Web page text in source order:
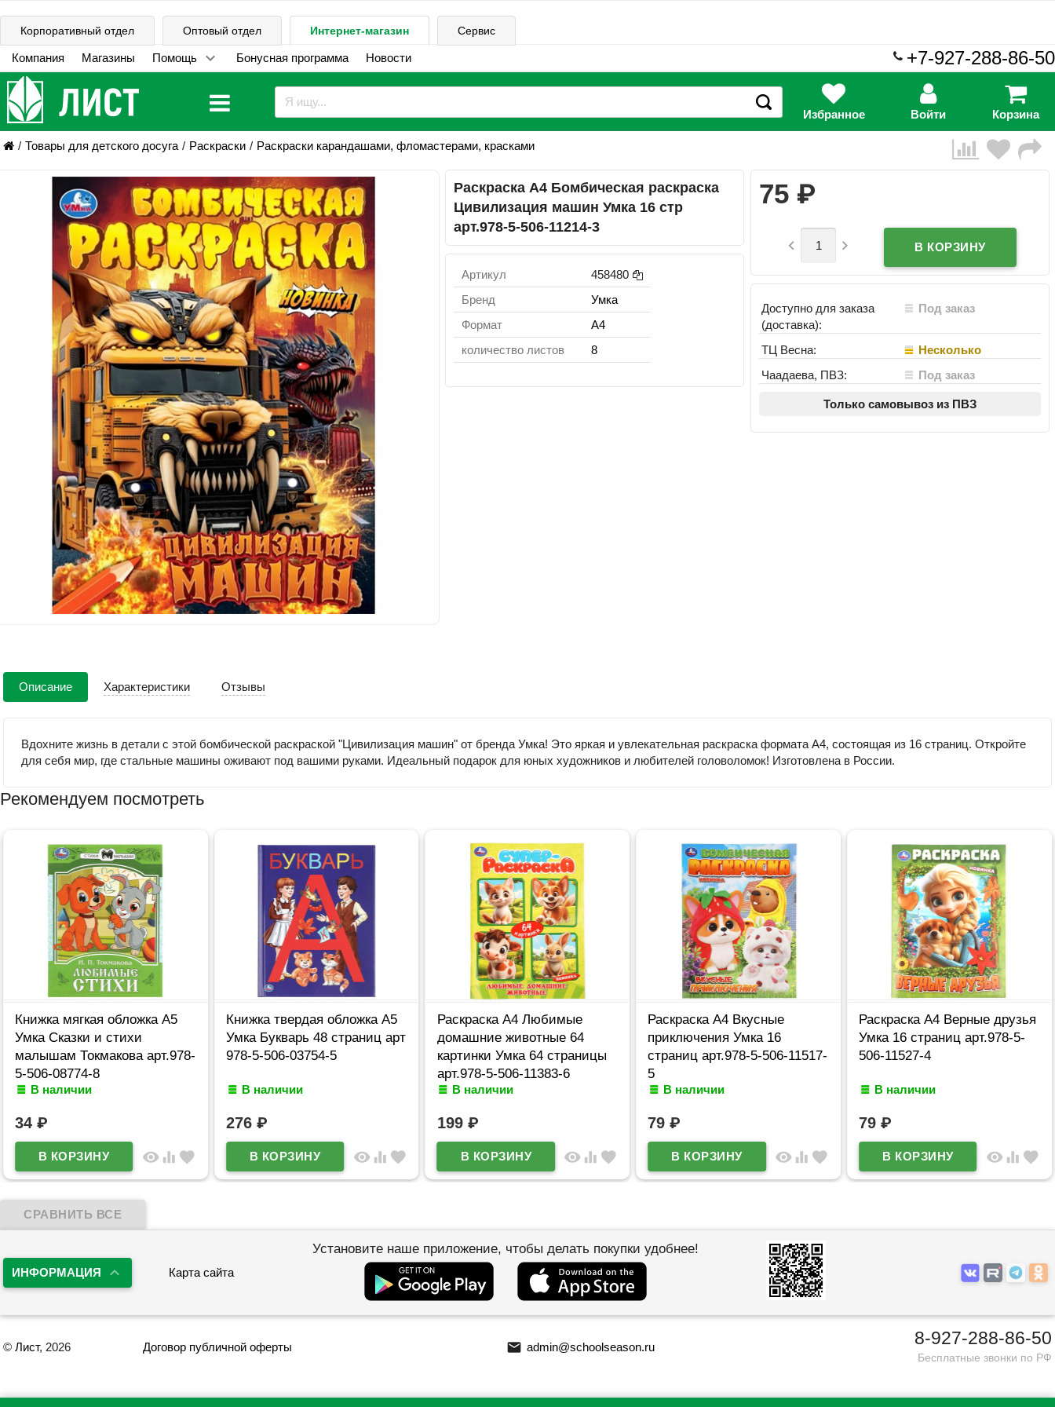
Корпоративный отдел Оптовый отдел Интернет-магазин Сервис
Компания Магазины Помощь Бонусная программа Новости +7-927-288-86-50
Избранное Войти Корзина
Товары для детского досуга Раскраски Раскраски карандашами, фломастерами, красками
Раскраска А4 Бомбическая раскраска
Цивилизация машин Умка 16 стр
арт.978-5-506-11214-3
Артикул
458480
Бренд
Умка
Формат
A4
количество листов
8
75 ₽
 
Доступно для заказа
(доставка):
Под заказ
ТЦ Весна:
Несколько
Чаадаева, ПВЗ:
Под заказ
Только самовывоз из ПВЗ
Описание Характеристики Отзывы
Вдохните жизнь в детали с этой бомбической раскраской "Цивилизация машин" от бренда Умка! Это яркая и увлекательная раскраска формата А4, состоящая из 16 страниц. Откройте
для себя мир, где стальные машины оживают под вашими руками. Идеальный подарок для юных художников и любителей головоломок! Изготовлена в России.
Рекомендуем посмотреть
Книжка мягкая обложка А5
Умка Сказки и стихи
малышам Токмакова арт.978-
5-506-08774-8
В наличии
34 ₽
visibility equalizer favorite
Книжка твердая обложка А5
Умка Букварь 48 страниц арт
978-5-506-03754-5
В наличии
276 ₽
visibility equalizer favorite
Раскраска А4 Любимые
домашние животные 64
картинки Умка 64 страницы
арт.978-5-506-11383-6
В наличии
199 ₽
visibility equalizer favorite
Раскраска А4 Вкусные
приключения Умка 16
страниц арт.978-5-506-11517-
5
В наличии
79₽
visibility equalizer favorite
Раскраска А4 Верные друзья
Умка 16 страниц арт.978-5-
506-11527-4
В наличии
79₽
visibility equalizer favorite
ИНФОРМАЦИЯ Карта сайта
Установите наше приложение, чтобы делать покупки удобнее!
© Лист, 2026 Договор публичной оферты email admin@schoolseason.ru 8-927-288-86-50
Бесплатные звонки по РФ